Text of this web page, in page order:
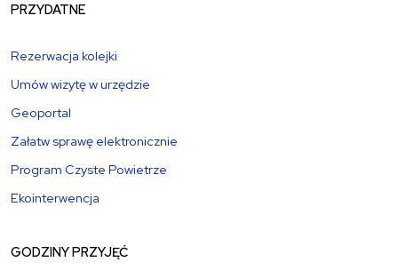
PRZYDATNE
Rezerwacja kolejki
Umów wizytę w urzędzie
Geoportal
Załatw sprawę elektronicznie
Program Czyste Powietrze
Ekointerwencja
GODZINY PRZYJĘĆ